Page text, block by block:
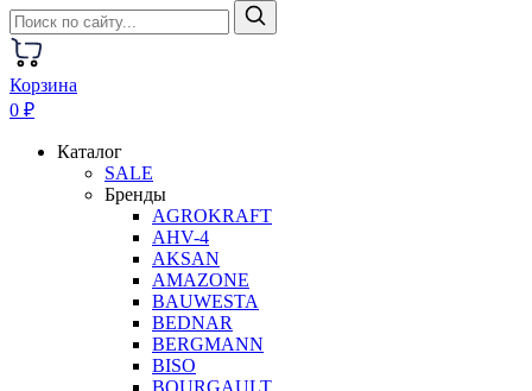
Корзина
0 ₽
Каталог
SALE
Бренды
AGROKRAFT
AHV-4
AKSAN
AMAZONE
BAUWESTA
BEDNAR
BERGMANN
BISO
BOURGAULT